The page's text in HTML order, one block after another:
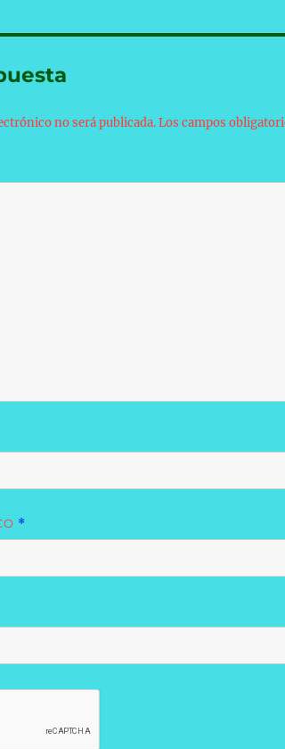
no será publicada.Los campos
*